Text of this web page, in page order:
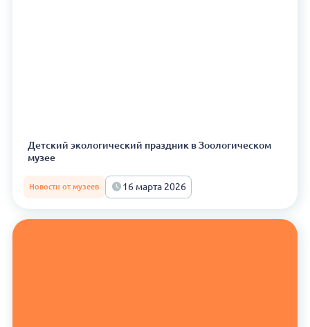
Детский экологический праздник в Зоологическом
музее
Новости от музеев 16 марта 2026